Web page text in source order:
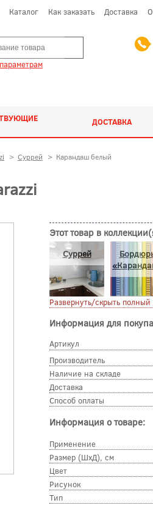
Каталог Как заказать Доставка
ДОСТАВКА
> Суррей > Карандаш белый
Этот товар в
Суррей
Развернуть/скрыть полный
Информация для
Артикул
Производитель
Наличие на складе
Доставка
Способ оплаты
Информация о товаре:
Применение
Размер (ШхД), см
Цвет
Рисунок
Тип